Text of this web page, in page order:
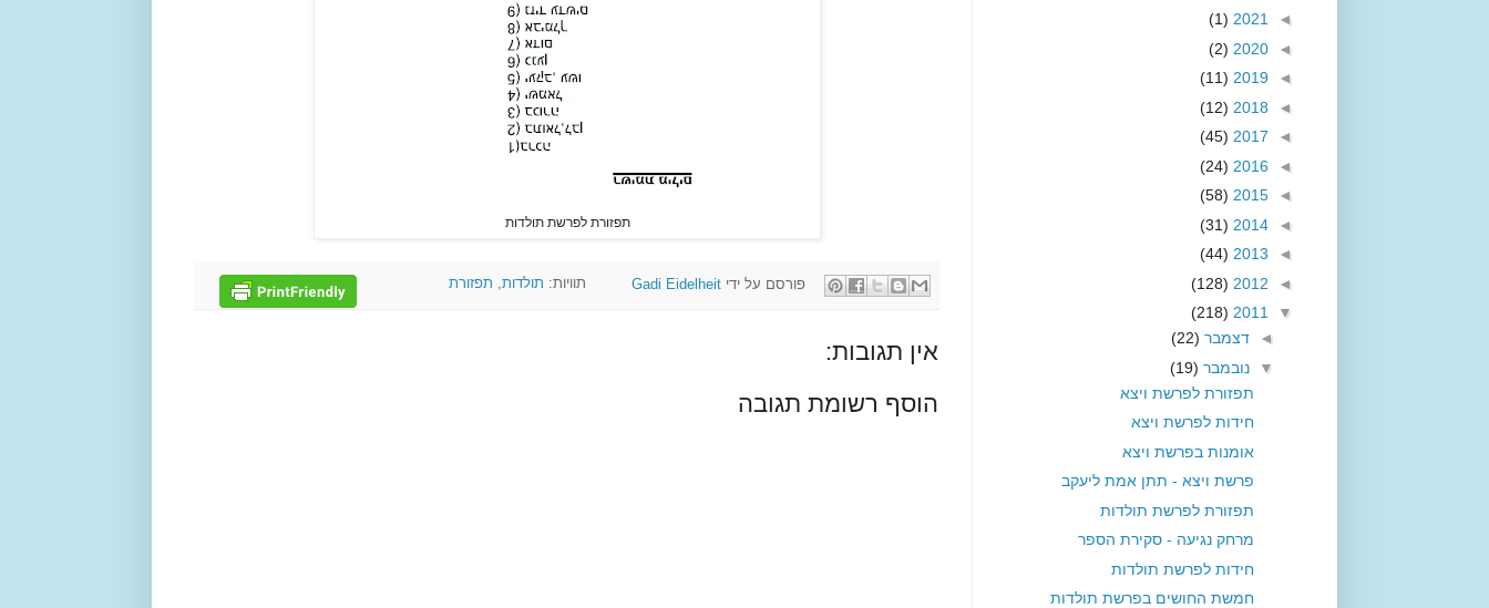
תפזורת לפרשת תולדות
פורסם על ידי Gadi Eidelheit תוויות: תולדות, תפזורת
אין תגובות:
הוסף רשומת תגובה
◄
2021
(1)
◄
2020
(2)
◄
2019
(11)
◄
2018
(12)
◄
2017
(45)
◄
2016
(24)
◄
2015
(58)
◄
2014
(31)
◄
2013
(44)
◄
2012
(128)
▼
2011
(218)
◄ דצמבר (22)
▼ נובמבר (19)
תפזורת לפרשת ויצא
חידות לפרשת ויצא
אומנות בפרשת ויצא
פרשת ויצא - תתן אמת ליעקב
תפזורת לפרשת תולדות
מרחק נגיעה - סקירת הספר
חידות לפרשת תולדות
חמשת החושים בפרשת תולדות